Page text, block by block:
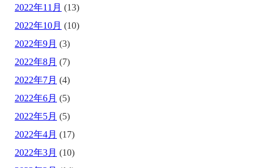
2022年11月 (13)
2022年10月 (10)
2022年9月 (3)
2022年8月 (7)
2022年7月 (4)
2022年6月 (5)
2022年5月 (5)
2022年4月 (17)
2022年3月 (10)